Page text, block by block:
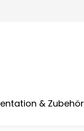
& Zubehör